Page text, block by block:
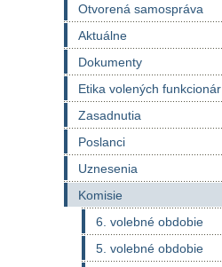
Otvorená samospráva
Aktuálne
Dokumenty
Etika volených funkcionár
Zasadnutia
Poslanci
Uznesenia
Komisie
6. volebné obdobie
5. volebné obdobie